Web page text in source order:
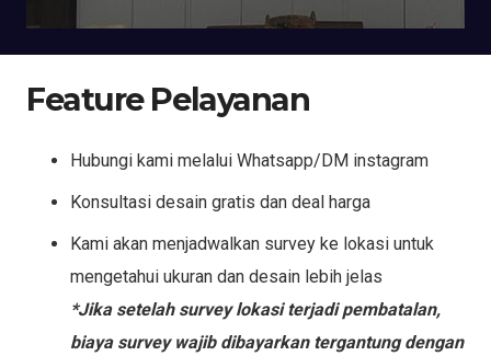
Feature Pelayanan
Hubungi kami melalui Whatsapp/DM instagram
Konsultasi desain gratis dan deal harga
Kami akan menjadwalkan survey ke lokasi untuk
mengetahui ukuran dan desain lebih jelas
*Jika setelah survey lokasi terjadi pembatalan,
biaya survey wajib dibayarkan tergantung dengan